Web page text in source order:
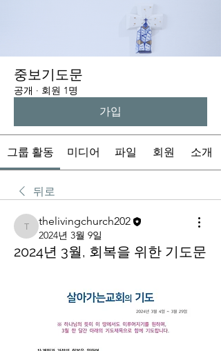
중보기도문
공개 · 회원 1명
가입
그룹 활동 미디어 파일 회원 소개
뒤로
thelivingchurch202
thelivingchurch202
2024년 3월 9일
2024년 3월, 회복을 위한 기도문